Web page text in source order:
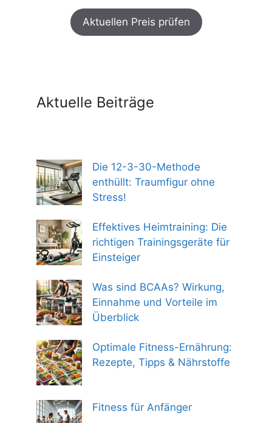
Preis
war:
299,00 €
Preis
ist:
254,00 €.
Aktuellen Preis prüfen
Aktuelle Beiträge
Die 12-3-30-Methode
enthüllt: Traumfigur ohne
Stress!
Effektives Heimtraining: Die
richtigen Trainingsgeräte für
Einsteiger
Was sind BCAAs? Wirkung,
Einnahme und Vorteile im
Überblick
Optimale Fitness-Ernährung:
Rezepte, Tipps & Nährstoffe
Fitness für Anfänger